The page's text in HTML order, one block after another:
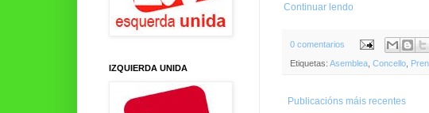
Continuar lendo
0 comentarios
Etiquetas: Asemblea Concello
Publicacións máis recentes
IZQUIERDA UNIDA